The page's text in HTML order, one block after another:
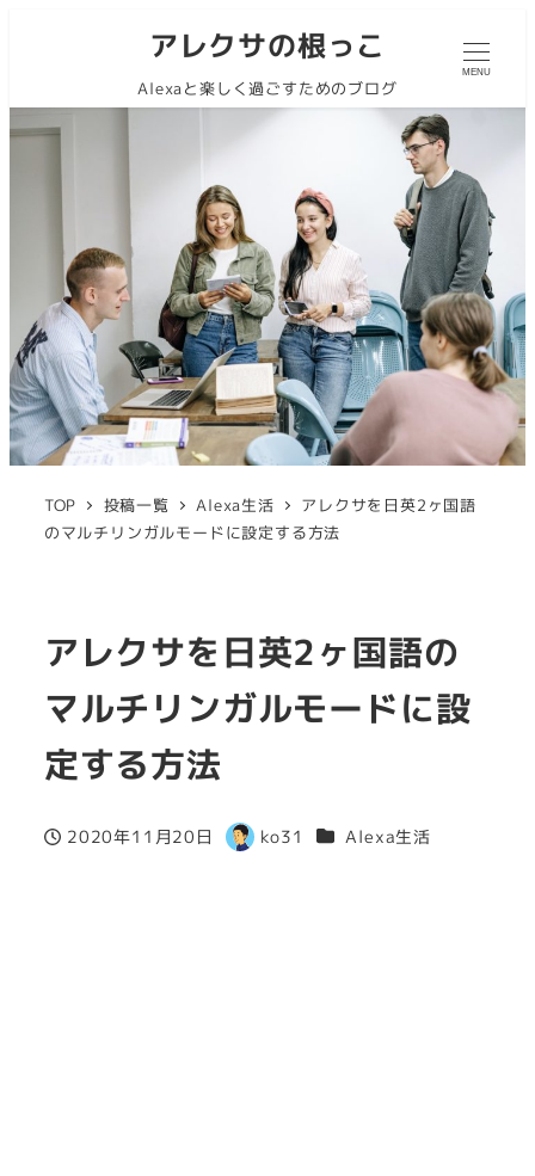
アレクサの根っこ
Alexaと楽しく過ごすためのブログ
MENU
TOP 投稿一覧 Alexa生活
アレクサを日英2ヶ国語
のマルチリンガルモードに設定する方法
アレクサを日英2ヶ国語の
マルチリンガルモードに設
定する方法
投稿日
2020年11月20日
著
ko31 カテゴリー
Alexa生活